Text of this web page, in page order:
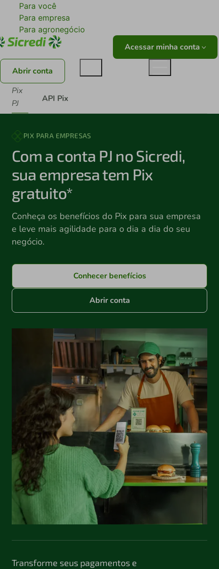
Para você
Para empresa
Para agronegócio
Acessar minha conta
Abrir conta
Pix
PJ
API Pix
PIX PARA EMPRESAS
Com a conta PJ no Sicredi,
sua empresa tem Pix
gratuito*
Conheça os benefícios do Pix para sua empresa
e leve mais agilidade para o dia a dia do seu
negócio.
Conhecer benefícios
Abrir conta
Transforme seus pagamentos e